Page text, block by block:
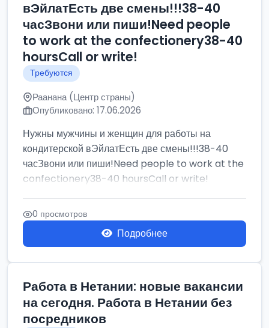
вЭйлатЕсть две смены!!!38-40
часЗвони или пиши!Need people
to work at the confectionery38-40
hoursCall or write!
Требуются
Раанана (Центр страны)
Опубликовано: 17.06.2026
Нужны мужчины и женщин для работы на
кондитерской вЭйлатЕсть две смены!!!38-40
часЗвони или пиши!Need people to work at the
confectionery38-40 hoursCall or write!
0 просмотров
Подробнее
Работа в Нетании: новые вакансии
на сегодня. Работа в Нетании без
посредников